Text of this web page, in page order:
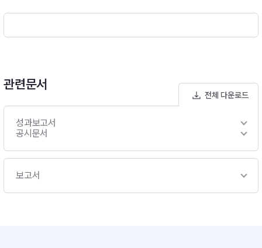
관련문서
전체 다운로드
성과보고서
공시문서
보고서